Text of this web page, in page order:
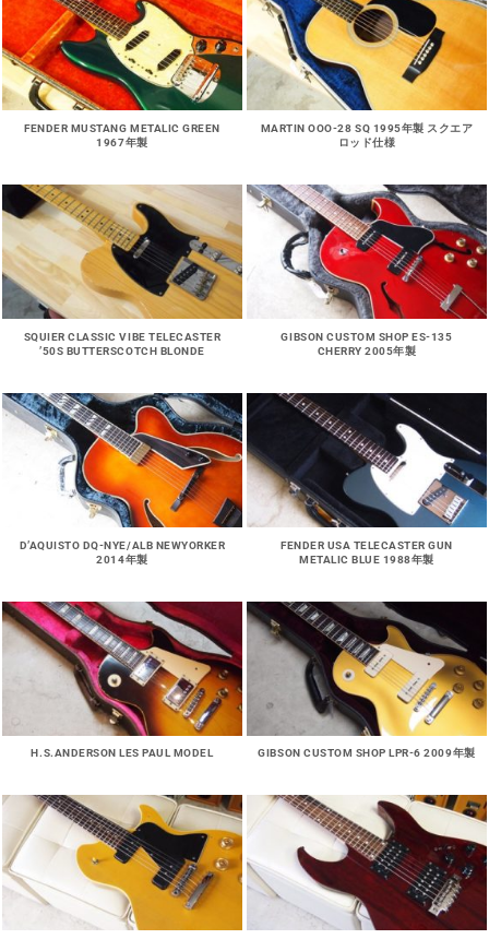
FENDER MUSTANG METALIC GREEN
1967年製
MARTIN OOO-28 SQ 1995年製 スクエア
ロッド仕様
SQUIER CLASSIC VIBE TELECASTER
’50S BUTTERSCOTCH BLONDE
GIBSON CUSTOM SHOP ES-135
CHERRY 2005年製
D’AQUISTO DQ-NYE/ALB NEWYORKER
2014年製
FENDER USA TELECASTER GUN
METALIC BLUE 1988年製
H.S.ANDERSON LES PAUL MODEL GIBSON CUSTOM SHOP LPR-6 2009年製